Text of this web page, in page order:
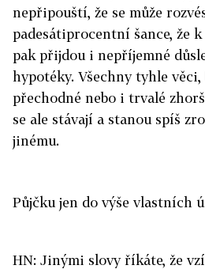
nepřipouští, že se může
padesátiprocentní šance, že
pak přijdou i nepříjemné
hypotéky. Všechny tyhle
přechodné nebo i trvalé
se ale stávají a stanou spíš
jinému.
Půjčku jen do výše vlastních
HN: Jinými slovy říkáte, že